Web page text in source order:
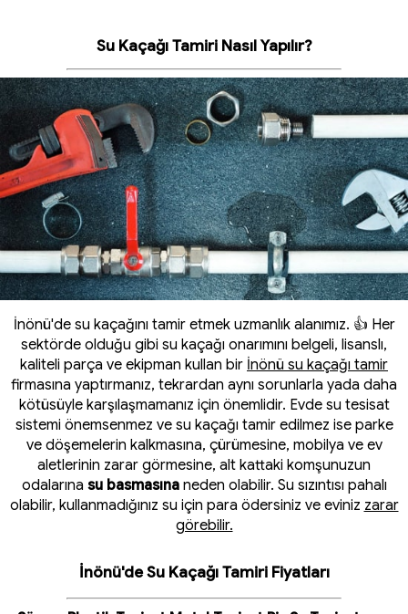
Su Kaçağı Tamiri Nasıl Yapılır?
İnönü'de su kaçağını tamir etmek uzmanlık alanımız. 👍 Her
sektörde olduğu gibi su kaçağı onarımını belgeli, lisanslı,
kaliteli parça ve ekipman kullan bir İnönü su kaçağı tamir
firmasına yaptırmanız, tekrardan aynı sorunlarla yada daha
kötüsüyle karşılaşmamanız için önemlidir. Evde su tesisat
sistemi önemsenmez ve su kaçağı tamir edilmez ise parke
ve döşemelerin kalkmasına, çürümesine, mobilya ve ev
aletlerinin zarar görmesine, alt kattaki komşunuzun
odalarına su basmasınaneden olabilir. Su sızıntısı pahalı
olabilir, kullanmadığınız su için para ödersiniz ve eviniz zarar
görebilir.
İnönü'de Su Kaçağı Tamiri Fiyatları